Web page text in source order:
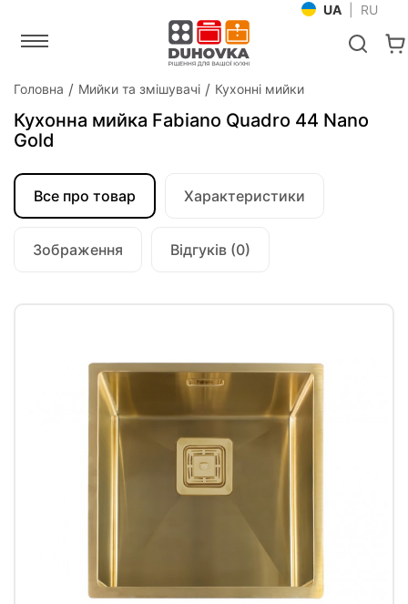
UA RU
Головна Мийки та змішувачі Кухонні мийки
Кухонна мийка Fabiano Quadro 44 Nano
Gold
Все про товар Характеристики
Зображення Відгуків (0)